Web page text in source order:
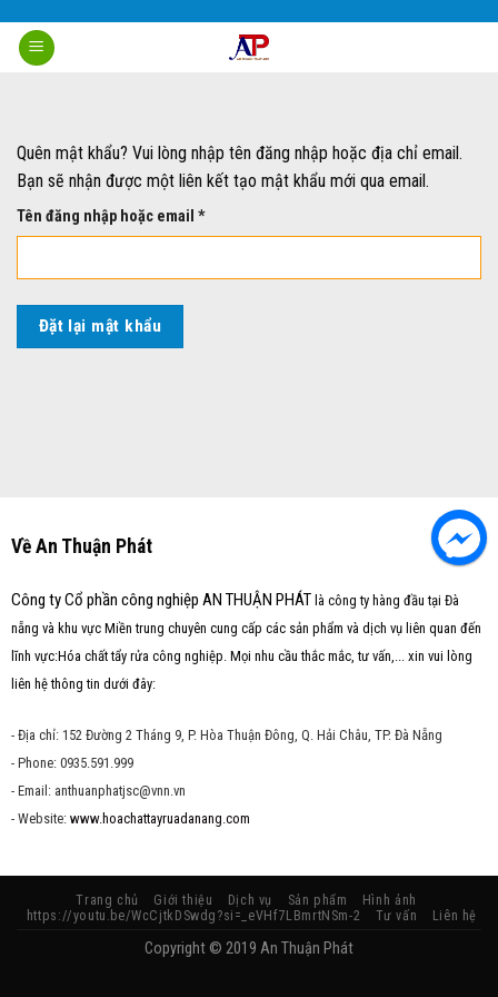
content
Quên mật khẩu? Vui lòng nhập tên đăng nhập hoặc địa chỉ email.
Bạn sẽ nhận được một liên kết tạo mật khẩu mới qua email.
Tên đăng nhập hoặc email *Bắt
buộc
Đặt lại mật khẩu
Về An Thuận Phát
Công ty Cổ phần công nghiệp AN THUẬN PHÁT là công ty hàng đầu tại Đà
nẵng và khu vực Miền trung chuyên cung cấp các sản phẩm và dịch vụ liên quan đến
lĩnh vực:Hóa chất tẩy rửa công nghiệp. Mọi nhu cầu thắc mắc, tư vấn,... xin vui lòng
liên hệ thông tin dưới đây:
- Địa chỉ: 152 Đường 2 Tháng 9, P. Hòa Thuận Đông, Q. Hải Châu, TP. Đà Nẵng
- Phone: 0935.591.999
- Email: anthuanphatjsc@vnn.vn
- Website: www.hoachattayruadanang.com
Trang chủ Giới thiệu Dịch vụ Sản phẩm
Hình ảnh
https://youtu.be/WcCjtkDSwdg?si=_eVHf7LBmrtNSm-2
Tư vấn Liên hệ
Copyright © 2019 An Thuận Phát